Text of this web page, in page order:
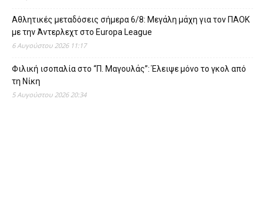
Αθλητικές μεταδόσεις σήμερα 6/8: Μεγάλη μάχη για τον ΠΑΟΚ
με την Άντερλεχτ στο Europa League
6 Αυγούστου 2026 11:17
Φιλική ισοπαλία στο “Π. Μαγουλάς”: Έλειψε μόνο το γκολ από
τη Νίκη
5 Αυγούστου 2026 20:34